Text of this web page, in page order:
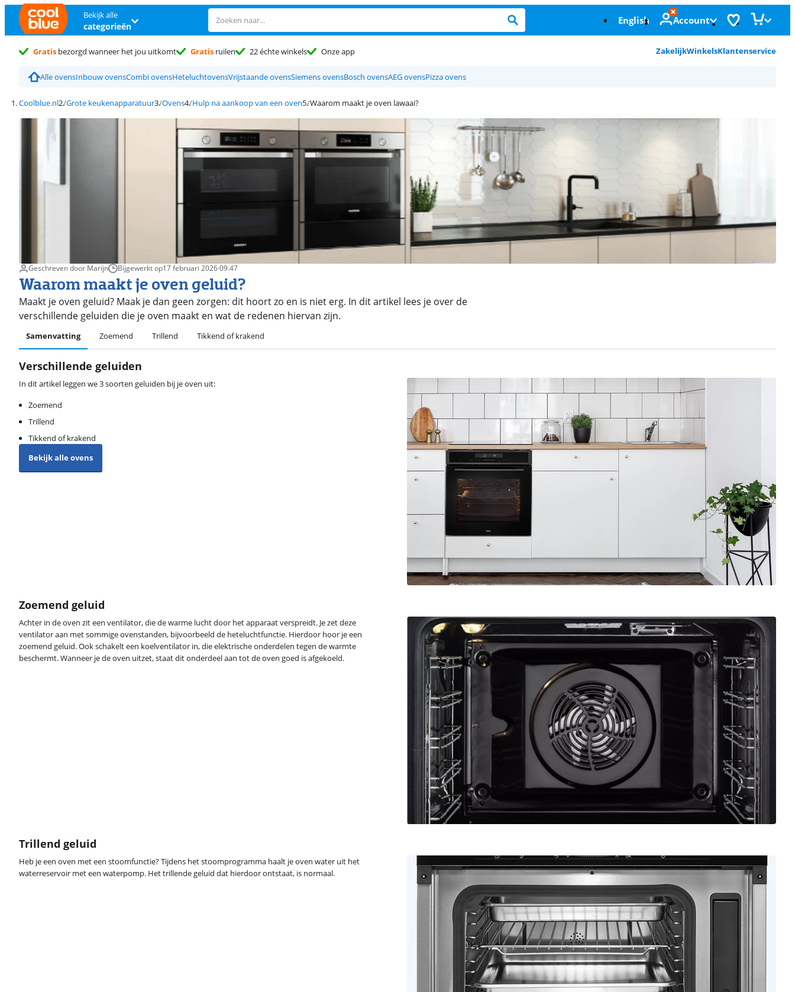
Bekijk alle
categorieën English Account
Gratis bezorgd wanneer het jou uitkomt Gratis ruilen 22 échte winkels Onze app ZakelijkWinkelsKlantenservice
Alle ovensInbouw ovensCombi ovensHeteluchtovensVrijstaande ovensSiemens ovensBosch ovensAEG ovensPizza ovens
Coolblue.nl Grote keukenapparatuur Ovens Hulp na aankoop van een oven Waarom maakt je oven lawaai?
Geschreven door Marijn Bijgewerkt op17 februari 2026·09.47
Waarom maakt je oven geluid?
Maakt je oven geluid? Maak je dan geen zorgen: dit hoort zo en is niet erg. In dit artikel lees je over de
verschillende geluiden die je oven maakt en wat de redenen hiervan zijn.
Samenvatting Zoemend Trillend Tikkend of krakend
Verschillende geluiden
In dit artikel leggen we 3 soorten geluiden bij je oven uit:
Zoemend
Trillend
Tikkend of krakend
Bekijk alle ovens
Zoemend geluid
Achter in de oven zit een ventilator, die de warme lucht door het apparaat verspreidt. Je zet deze
ventilator aan met sommige ovenstanden, bijvoorbeeld de heteluchtfunctie. Hierdoor hoor je een
zoemend geluid. Ook schakelt een koelventilator in, die elektrische onderdelen tegen de warmte
beschermt. Wanneer je de oven uitzet, staat dit onderdeel aan tot de oven goed is afgekoeld.
Trillend geluid
Heb je een oven met een stoomfunctie? Tijdens het stoomprogramma haalt je oven water uit het
waterreservoir met een waterpomp. Het trillende geluid dat hierdoor ontstaat, is normaal.